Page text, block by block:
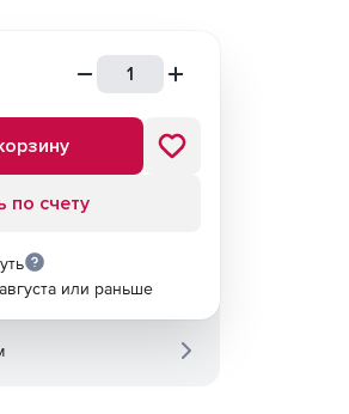
по счету
или раньше